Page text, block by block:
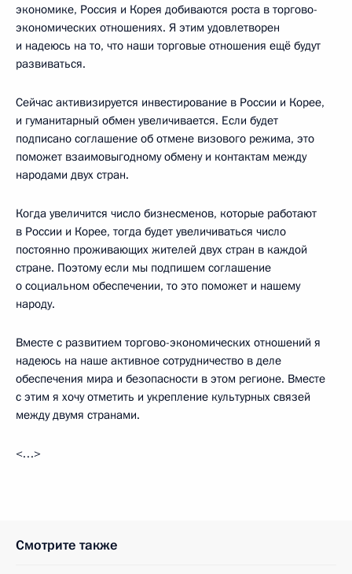
экономике, Россия и Корея добиваются роста в торгово-
экономических отношениях. Я этим удовлетворен
и надеюсь на то, что наши торговые отношения ещё будут
развиваться.
Сейчас активизируется инвестирование в России и Корее,
и гуманитарный обмен увеличивается. Если будет
подписано соглашение об отмене визового режима, это
поможет взаимовыгодному обмену и контактам между
народами двух стран.
Когда увеличится число бизнесменов, которые работают
в России и Корее, тогда будет увеличиваться число
постоянно проживающих жителей двух стран в каждой
стране. Поэтому если мы подпишем соглашение
о социальном обеспечении, то это поможет и нашему
народу.
Вместе с развитием торгово-экономических отношений я
надеюсь на наше активное сотрудничество в деле
обеспечения мира и безопасности в этом регионе. Вместе
с этим я хочу отметить и укрепление культурных связей
между двумя странами.
<…>
Смотрите также